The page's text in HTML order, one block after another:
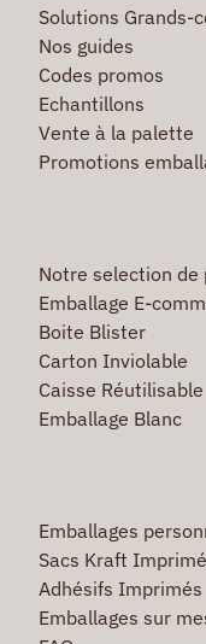
Solutions Grands-
Nos guides
Codes promos
Echantillons
Vente à la palette
Promotions
Notre selection de
Emballage E-
Boite Blister
Carton Inviolable
Caisse Réutilisable
Emballage Blanc
Emballages
Sacs Kraft
Adhésifs Imprimés
Emballages sur